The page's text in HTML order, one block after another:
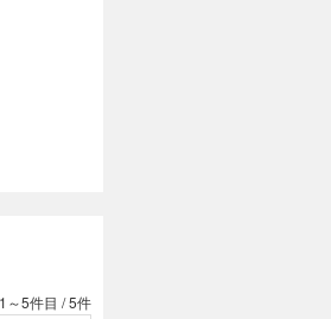
1～5件目 /5件